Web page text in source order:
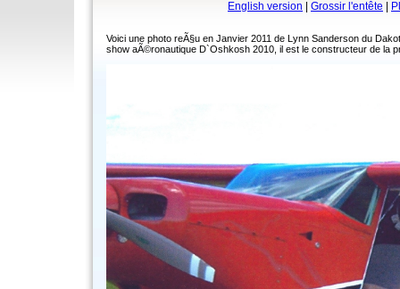
English version Grossir l'entête
Voici une photo reÃ§u en Janvier 2011 de Lynn Sanderson du
show aÃ©ronautique D`Oshkosh 2010, il est le constructeur de la